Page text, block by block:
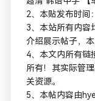
2、本贴发布时间
3、本站所有内容
介绍展示帖子，
4、本文内所有链
所有！其实际管
关资源。
5、本帖内容由